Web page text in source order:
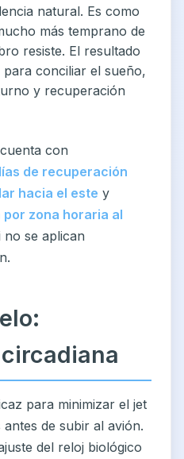
natural. Es como
más temprano de
resiste. El resultado
conciliar el sueño,
y recuperación
con
de recuperación
hacia el este y
por zona horaria al
no se aplican
para minimizar el jet
de subir al avión.
del reloj biológico